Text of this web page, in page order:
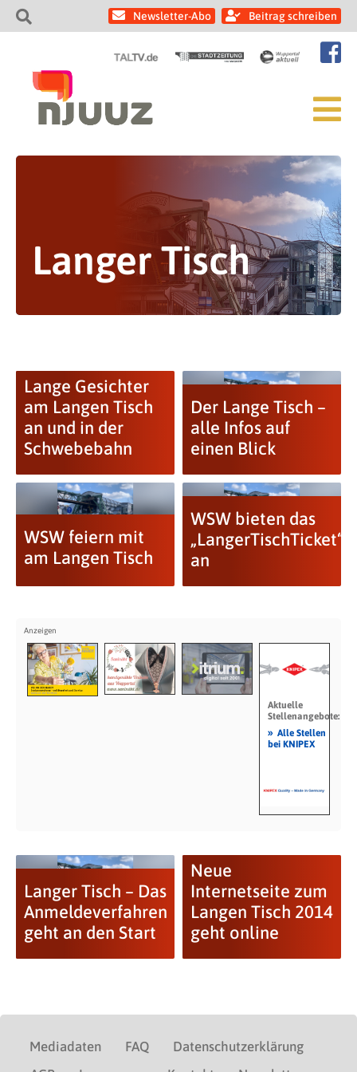
Newsletter-Abo Beitrag schreiben
Langer Tisch
Lange Gesichter
am Langen Tisch
an und in der
Schwebebahn
Der Lange Tisch –
alle Infos auf
einen Blick
WSW feiern mit
am Langen Tisch
WSW bieten das
„LangerTischTicket“
an
Aktuelle
Stellenangebote:
» Alle Stellen
bei KNIPEX
Langer Tisch – Das
Anmeldeverfahren
geht an den Start
Neue
Internetseite zum
Langen Tisch 2014
geht online
Mediadaten FAQ
Datenschutzerklärung